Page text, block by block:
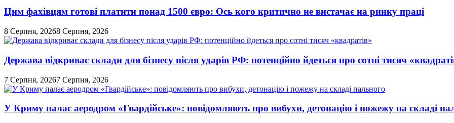
Цим фахівцям готові платити понад 1500 євро: Ось кого критично не вистачає на ринку праці
8 Серпня, 20268 Серпня, 2026
Держава відкриває склади для бізнесу після ударів РФ: потенційно йдеться про сотні тисяч
7 Серпня, 20267 Серпня, 2026
У Криму палає аеродром «Гвардійське»: повідомляють про вибухи, детонацію і пожежу на складі